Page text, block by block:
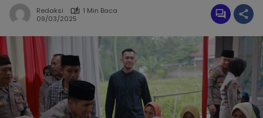
Redaksi
1 Min Baca
09/03/2025